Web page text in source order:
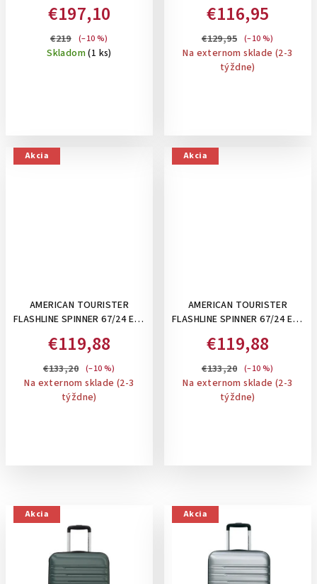
LAVENDER
€197,10
€219 (–10 %)
Skladom(1 ks)
NA 4 KOLIESKACH,
ROZŠÍRITEĽNÝ NA 91 L: HYPER
LIME
€116,95
€129,95 (–10 %)
Na externom sklade (2-3
týždne)
Akcia
AMERICAN TOURISTER
FLASHLINE SPINNER 67/24 EXP
ROZŠÍRITEĽNÝ KUFOR: DARK
FOREST
€119,88
€133,20 (–10 %)
Na externom sklade (2-3
týždne)
Akcia
AMERICAN TOURISTER
FLASHLINE SPINNER 67/24 EXP
ROZŠÍRITEĽNÝ KUFOR: IVORY
GOLD
€119,88
€133,20 (–10 %)
Na externom sklade (2-3
týždne)
Akcia Akcia